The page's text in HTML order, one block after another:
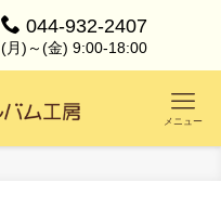
044-932-2407
(月)～(金) 9:00-18:00
メニュー